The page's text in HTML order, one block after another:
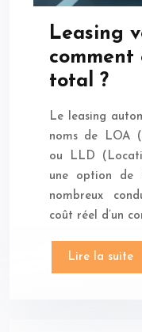
Leasing
comment
total ?
Le leasing
noms de LOA
ou LLD
une option de
nombreux
coût réel d’un
Lire la suite